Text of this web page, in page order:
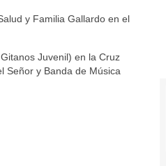
y Familia Gallardo en el
Juvenil) en la Cruz
Señor y Banda de Música